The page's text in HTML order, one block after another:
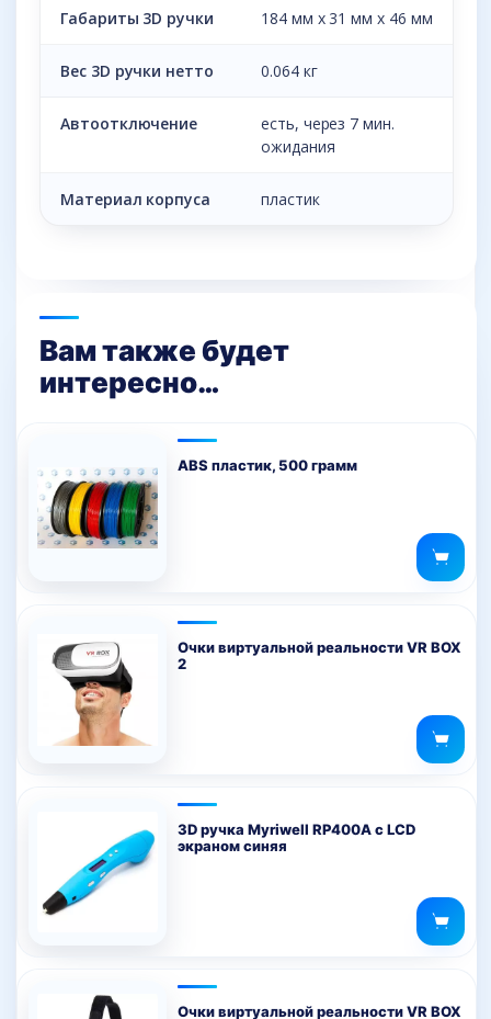
Габариты 3D ручки 184 мм х 31 мм х 46 мм
Вес 3D ручки нетто 0.064 кг
Автоотключение
есть, через 7 мин.
ожидания
Материал корпуса пластик
Вам также будет
интересно…
ABS пластик, 500 грамм
Очки виртуальной реальности VR BOX
2
3D ручка Myriwell RP400A с LCD
экраном синяя
Очки виртуальной реальности VR BOX